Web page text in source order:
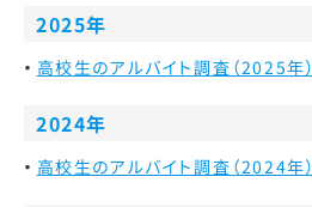
2025年
高校生のアルバイト調査（2025年）
2024年
高校生のアルバイト調査（2024年）